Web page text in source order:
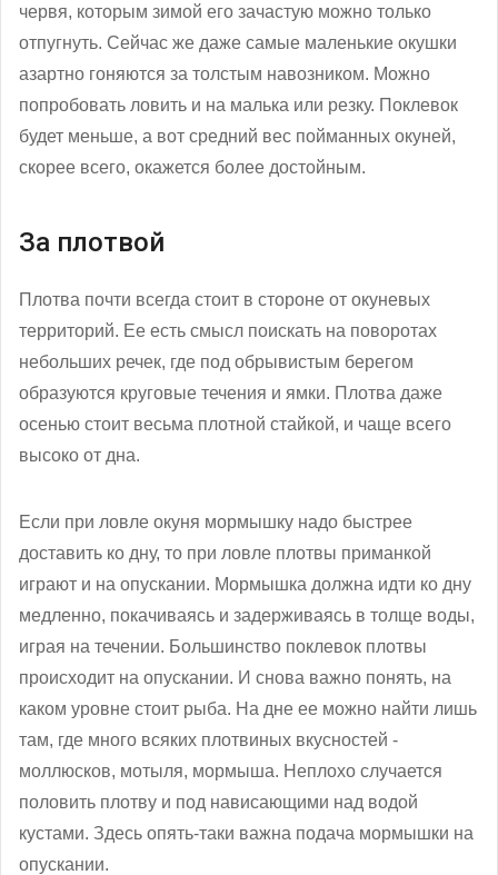
червя, которым зимой его зачастую можно только
отпугнуть. Сейчас же даже самые маленькие окушки
азартно гоняются за толстым навозником. Можно
попробовать ловить и на малька или резку. Поклевок
будет меньше, а вот средний вес пойманных окуней,
скорее всего, окажется более достойным.
За плотвой
Плотва почти всегда стоит в стороне от окуневых
территорий. Ее есть смысл поискать на поворотах
небольших речек, где под обрывистым берегом
образуются круговые течения и ямки. Плотва даже
осенью стоит весьма плотной стайкой, и чаще всего
высоко от дна.
Если при ловле окуня мормышку надо быстрее
доставить ко дну, то при ловле плотвы приманкой
играют и на опускании. Мормышка должна идти ко дну
медленно, покачиваясь и задерживаясь в толще воды,
играя на течении. Большинство поклевок плотвы
происходит на опускании. И снова важно понять, на
каком уровне стоит рыба. На дне ее можно найти лишь
там, где много всяких плотвиных вкусностей -
моллюсков, мотыля, мормыша. Неплохо случается
половить плотву и под нависающими над водой
кустами. Здесь опять-таки важна подача мормышки на
опускании.